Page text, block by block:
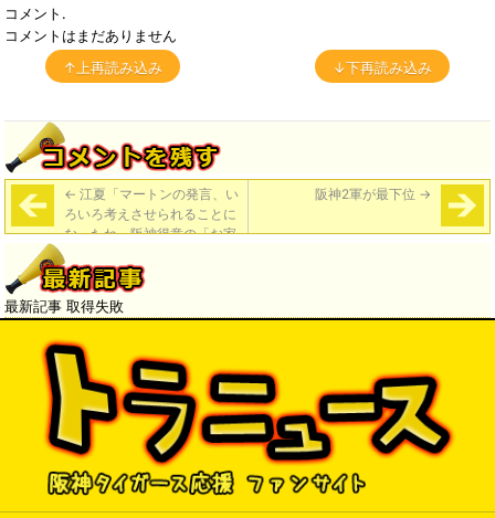
コメント.
コメントはまだありません
↑上再読み込み
↓下再読み込み
← 江夏「マートンの発言、い
ろいろ考えさせられることに
なったね。阪神得意の「お家
騒動」に発展しなきゃいいん
だが。」
阪神2軍が最下位 →
最新記事 取得失敗